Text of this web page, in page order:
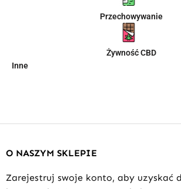
Przechowywanie
Żywność CBD
Inne
O NASZYM SKLEPIE
Zarejestruj swoje konto, aby uzyskać